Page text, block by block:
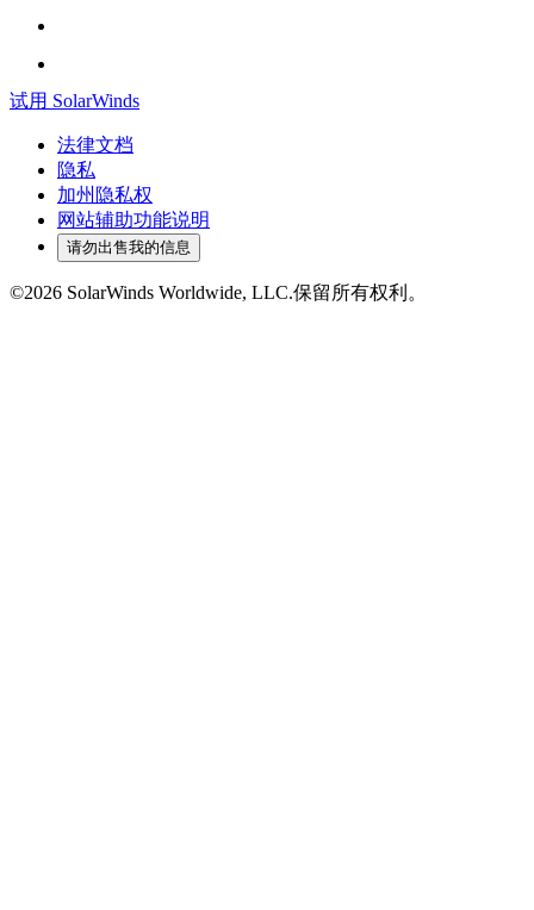
试用 SolarWinds
法律文档
隐私
加州隐私权
网站辅助功能说明
请勿出售我的信息
©2026 SolarWinds Worldwide, LLC.保留所有权利。